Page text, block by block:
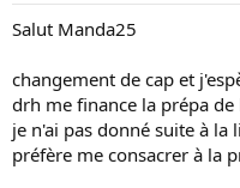
Salut Manda25
changement de cap et
drh me finance la prépa
je n'ai pas donné suite à la
préfère me consacrer à la